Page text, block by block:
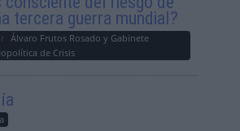
tercera guerra mundial?
Álvaro Frutos Rosado y Gabinete
de Crisis